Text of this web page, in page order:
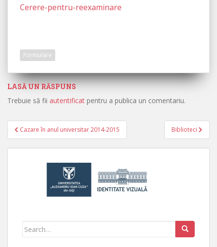
Cerere-pentru-reexaminare
Formulare
LASĂ UN RĂSPUNS
Trebuie să fii autentificat pentru a publica un comentariu.
Navigare în articole
Cazare în anul universitar 2014-2015 Biblioteci
Search for: